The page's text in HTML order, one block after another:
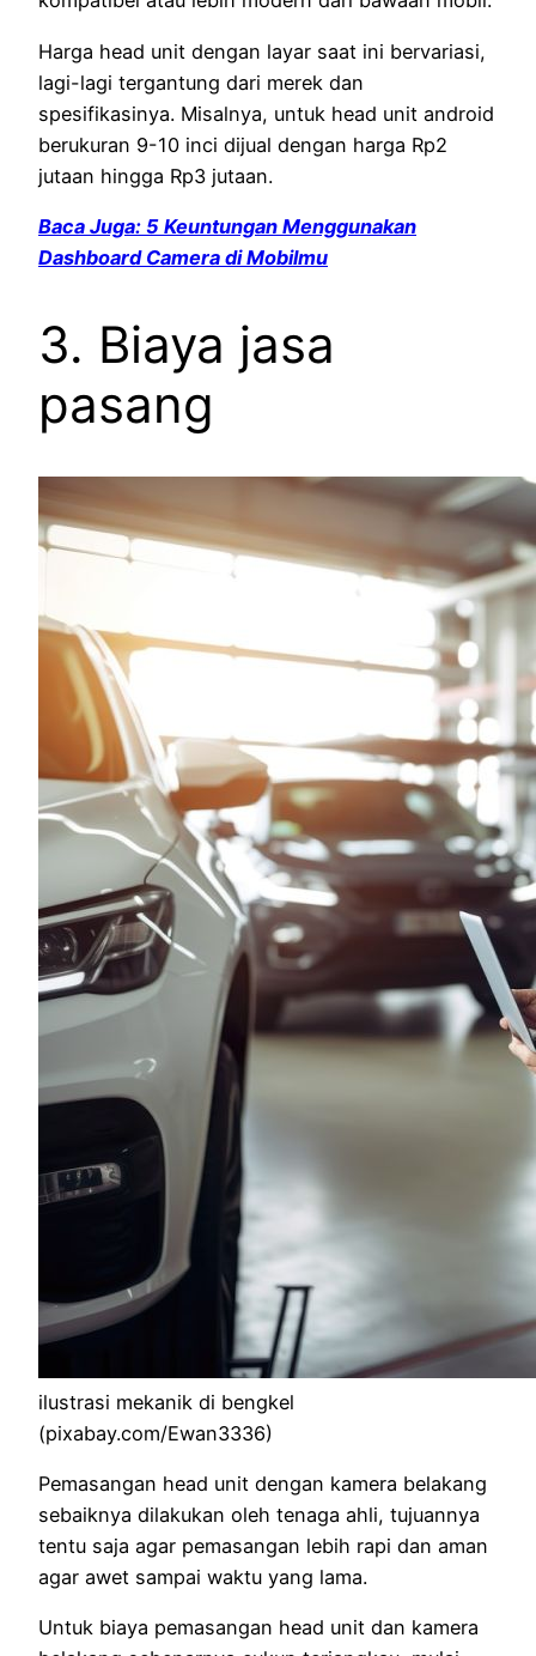
Harga head unit dengan layar saat ini bervariasi,
lagi-lagi tergantung dari merek dan
spesifikasinya. Misalnya, untuk head unit android
berukuran 9-10 inci dijual dengan harga Rp2
jutaan hingga Rp3 jutaan.
Baca Juga: 5 Keuntungan Menggunakan
Dashboard Camera di Mobilmu
3. Biaya jasa
pasang
ilustrasi mekanik di bengkel
(pixabay.com/Ewan3336)
Pemasangan head unit dengan kamera belakang
sebaiknya dilakukan oleh tenaga ahli, tujuannya
tentu saja agar pemasangan lebih rapi dan aman
agar awet sampai waktu yang lama.
Untuk biaya pemasangan head unit dan kamera